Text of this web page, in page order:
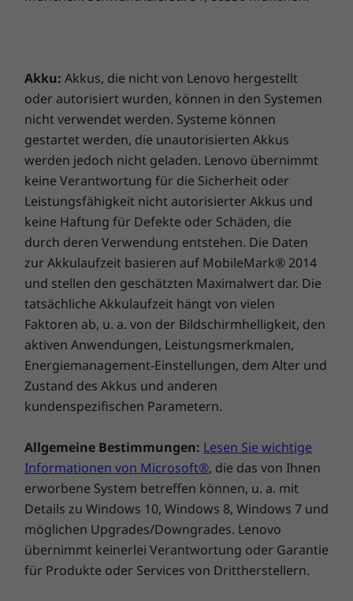
Mit NVIDIA GeForce 920MX bietet das Ideapad
Grafikleistung um mehr als das Dreifache
steigert. Games, Videobearbeitung und mehr
gelingen mit weniger Bildschirm-Tearing und
besserer Performance bei der Foto- und
Videobearbeitung.
Filme, Internet und mehr mit klarer FHD-
Anzeige
Erfreuen Sie sich einer gestochen scharfen
Darstellung, ob Sie Filme ansehen oder online
Fotos durchsehen. Das Ideapad 320s bietet
eine Auflösung bis FHD IPS auf dem 14" -
Akku: Akkus, die nicht von Lenovo hergestellt
oder autorisiert wurden, können in den Systemen
nicht verwendet werden. Systeme können
gestartet werden, die unautorisierten Akkus
werden jedoch nicht geladen. Lenovo übernimmt
keine Verantwortung für die Sicherheit oder
Leistungsfähigkeit nicht autorisierter Akkus und
keine Haftung für Defekte oder Schäden, die
durch deren Verwendung entstehen. Die Daten
zur Akkulaufzeit basieren auf MobileMark® 2014
und stellen den geschätzten Maximalwert dar. Die
tatsächliche Akkulaufzeit hängt von vielen
Faktoren ab, u. a. von der Bildschirmhelligkeit, den
aktiven Anwendungen, Leistungsmerkmalen,
Energiemanagement-Einstellungen, dem Alter und
Zustand des Akkus und anderen
kundenspezifischen Parametern.
Allgemeine Bestimmungen: Lesen Sie wichtige
Informationen von Microsoft®, die das von Ihnen
erworbene System betreffen können, u. a. mit
Details zu Windows 10, Windows 8, Windows 7 und
möglichen Upgrades/Downgrades. Lenovo
übernimmt keinerlei Verantwortung oder Garantie
für Produkte oder Services von Drittherstellern.